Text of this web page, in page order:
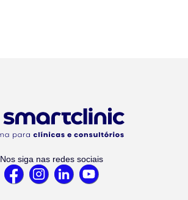
Nos siga nas redes sociais